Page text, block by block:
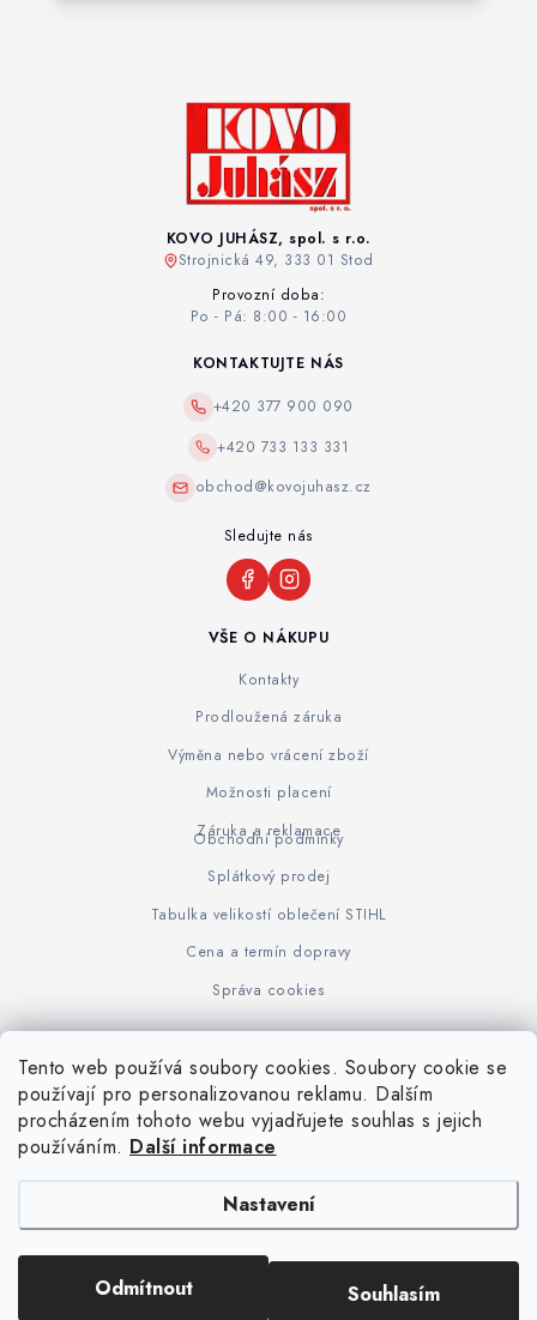
Tento web používá soubory cookies. Soubory cookie se
používají pro personalizovanou reklamu. Dalším
procházením tohoto webu vyjadřujete souhlas s jejich
používáním. Další informace
Nastavení
Odmítnout Souhlasím
KOVO JUHÁSZ, spol. s r.o.
Strojnická 49, 333 01 Stod
Provozní doba:
Po - Pá: 8:00 - 16:00
VŠE O NÁKUPU
Kontakty
Prodloužená záruka
Výměna nebo vrácení zboží
Možnosti placení
Záruka a reklamace
Obchodní podmínky
Splátkový prodej
Tabulka velikostí oblečení STIHL
Cena a termín dopravy
Správa cookies
KONTAKTUJTE NÁS
+420 377 900 090
+420 733 133 331
obchod@kovojuhasz.cz
Sledujte nás
www.KOVOJUHASZ.cz Výrobce STIHL STIHL Timbersport
iPloty.cz - PLETIVA A NÁŘADÍ. Všechna práva vyhrazena.
Upravit nastavení cookies